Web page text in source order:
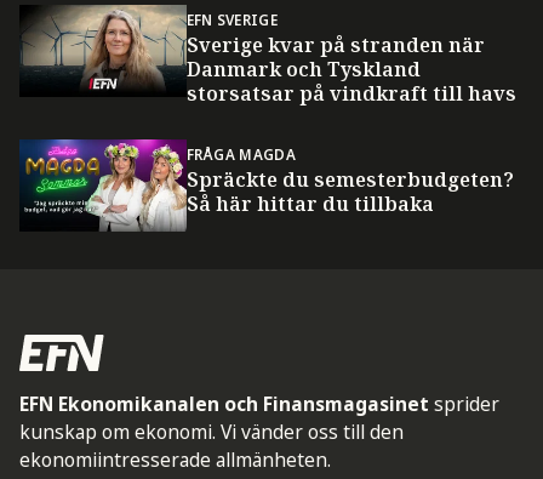
EFN SVERIGE
Sverige kvar på stranden när
Danmark och Tyskland
storsatsar på vindkraft till havs
FRÅGA MAGDA
Spräckte du semesterbudgeten?
Så här hittar du tillbaka
EFN Ekonomikanalen och Finansmagasinet sprider
kunskap om ekonomi. Vi vänder oss till den
ekonomiintresserade allmänheten.